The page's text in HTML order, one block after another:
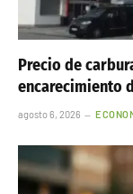
Precio de
encarecimiento
agosto 6, 2026